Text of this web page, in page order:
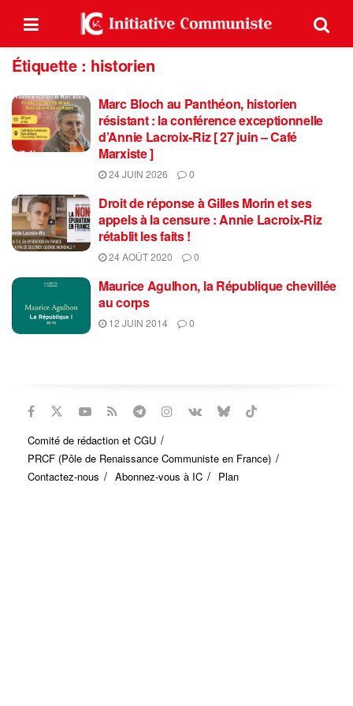
Étiquette : historien
Marc Bloch au Panthéon, historien
résistant : la conférence exceptionnelle
d’Annie Lacroix-Riz [ 27 juin – Café
Marxiste ]
24 JUIN 2026 0
Droit de réponse à Gilles Morin et ses
appels à la censure : Annie Lacroix-Riz
rétablit les faits !
24 AOÛT 2020 0
Maurice Agulhon, la République chevillée
au corps
12 JUIN 2014 0
Comité de rédaction et CGU
PRCF (Pôle de Renaissance Communiste en France)
Contactez-nous
Abonnez-vous à IC Plan